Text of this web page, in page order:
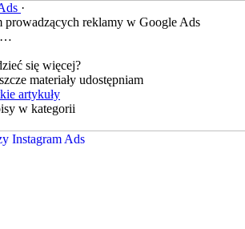
·
prowadzących reklamy w Google Ads
się więcej?
materiały udostępniam
artykuły
w kategorii